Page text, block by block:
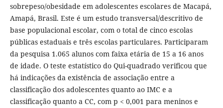
sobrepeso/obesidade em adolescentes escolares de Macapá,
Amapá, Brasil. Este é um estudo transversal/descritivo de
base populacional escolar, com o total de cinco escolas
públicas estaduais e três escolas particulares. Participaram
da pesquisa 1.065 alunos com faixa etária de 15 a 16 anos
de idade. O teste estatístico do Qui-quadrado verificou que
há indicações da existência de associação entre a
classificação dos adolescentes quanto ao IMC e a
classificação quanto a CC, com p < 0,001 para meninos e